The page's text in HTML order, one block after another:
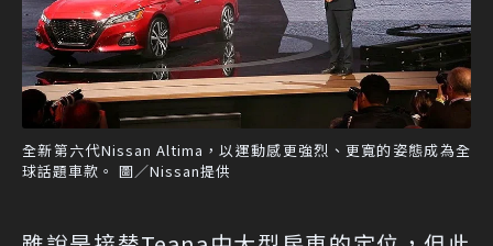
全新第六代Nissan Altima，以運動感更強烈、更寬的姿態成為全
球話題車款。 圖／Nissan提供